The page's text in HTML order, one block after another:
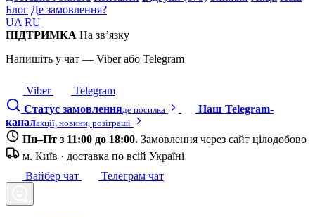
Блог Де замовлення?
UA RU
ПІДТРИМКА На зв’язку
Напишіть у чат — Viber або Telegram
Viber
Telegram
Статус замовленняде посилка
Наш Telegram-
каналакції, новини, розіграші
Пн–Пт з 11:00 до 18:00. Замовлення через сайт цілодобово
м. Київ · доставка по всій Україні
Вайбер чат
Телеграм чат